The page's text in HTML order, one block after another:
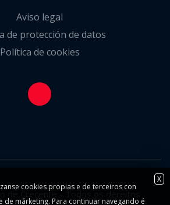
Aviso legal
de protección de datos
Política de cookies
de Crecente - Todos os dereitos
X
cookies propias e de terceiros con
de márketing. Para continuar navegando é